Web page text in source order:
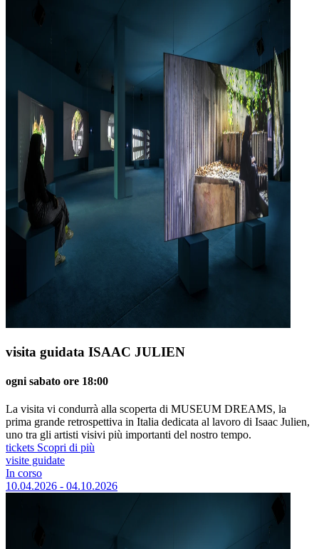
visita guidata ISAAC JULIEN
ogni sabato ore 18:00
La visita vi condurrà alla scoperta di MUSEUM DREAMS, la
prima grande retrospettiva in Italia dedicata al lavoro di Isaac Julien,
uno tra gli artisti visivi più importanti del nostro tempo.
tickets Scopri di più
visite guidate
In corso
10.04.2026 - 04.10.2026